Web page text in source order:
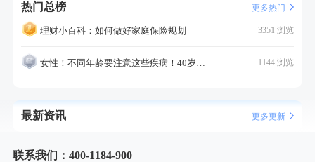
热门总榜 更多热门
理财小百科：如何做好家庭保险规划 3351 浏览
女性！不同年龄要注意这些疾病！40岁的这个疾病最需要注意！ 1144 浏览
最新资讯 更多更新
联系我们：400-1184-900